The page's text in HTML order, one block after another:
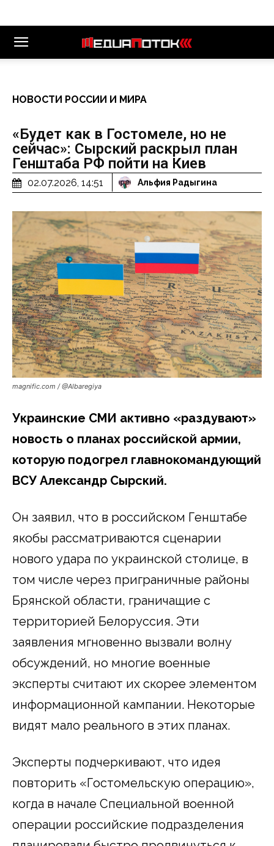
НОВОСТИ РОССИИ И МИРА
«Будет как в Гостомеле, но не
сейчас»: Сырский раскрыл план
Генштаба РФ пойти на Киев
02.07.2026, 14:51 Альфия Радыгина
magnific.com / @Albaregiya
Украинские СМИ активно «раздувают»
новость о планах российской армии,
которую подогрел главнокомандующий
ВСУ Александр Сырский.
Он заявил, что в российском Генштабе
якобы рассматриваются сценарии
нового удара по украинской столице, в
том числе через приграничные районы
Брянской области, граничащие с
территорией Белоруссия. Эти
заявления мгновенно вызвали волну
обсуждений, но многие военные
эксперты считают их скорее элементом
информационной кампании. Некоторые
видят мало реального в этих планах.
Эксперты подчеркивают, что идея
повторить «Гостомельскую операцию»,
когда в начале Специальной военной
операции российские подразделения